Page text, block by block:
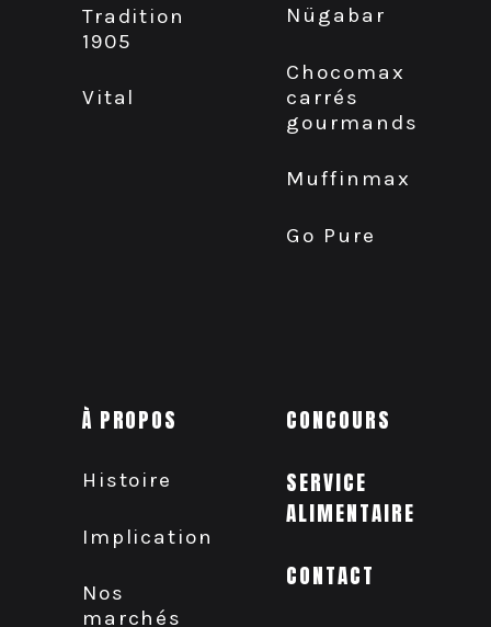
Tradition
1905
Vital
Nügabar
Chocomax
carrés
gourmands
Muffinmax
Go Pure
À PROPOS
Histoire
Implication
Nos
marchés
CONCOURS
SERVICE
ALIMENTAIRE
CONTACT